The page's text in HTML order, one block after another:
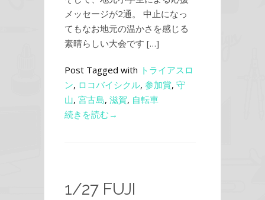
メッセージが2通。 中止になっ
てもなお地元の温かさを感じる
素晴らしい大会です […]
Post Tagged with トライアスロ
ン, ロコバイシクル, 参加賞, 守
山, 宮古島, 滋賀, 自転車
続きを読む→
1/27 FUJI